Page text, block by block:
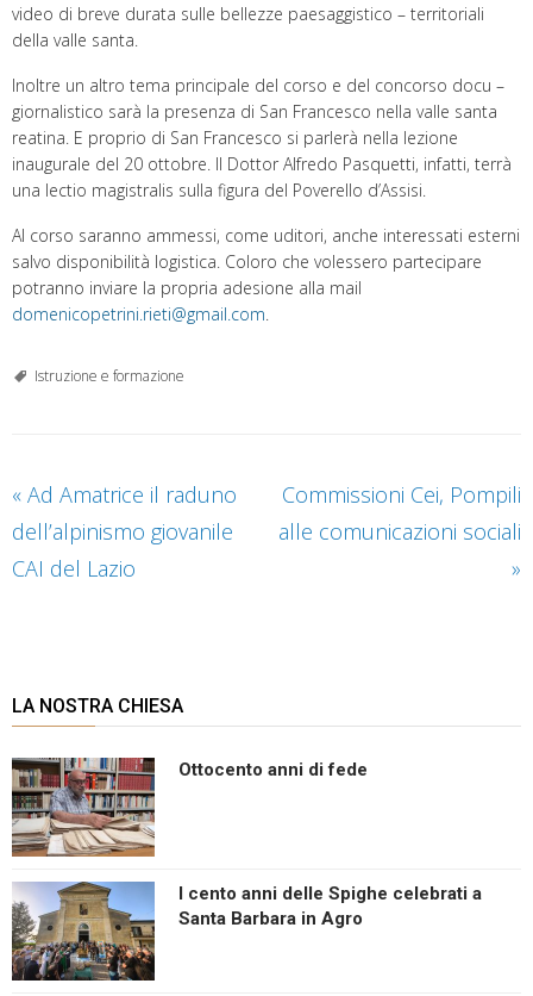
video di breve durata sulle bellezze paesaggistico – territoriali
della valle santa.
Inoltre un altro tema principale del corso e del concorso docu –
giornalistico sarà la presenza di San Francesco nella valle santa
reatina. E proprio di San Francesco si parlerà nella lezione
inaugurale del 20 ottobre. Il Dottor Alfredo Pasquetti, infatti, terrà
una lectio magistralis sulla figura del Poverello d’Assisi.
Al corso saranno ammessi, come uditori, anche interessati esterni
salvo disponibilità logistica. Coloro che volessero partecipare
potranno inviare la propria adesione alla mail
domenicopetrini.rieti@gmail.com.
Istruzione e formazione
« Ad Amatrice il raduno
dell’alpinismo giovanile
CAI del Lazio
Commissioni Cei, Pompili
alle comunicazioni sociali
»
LA NOSTRA CHIESA
Ottocento anni di fede
I cento anni delle Spighe celebrati a
Santa Barbara in Agro